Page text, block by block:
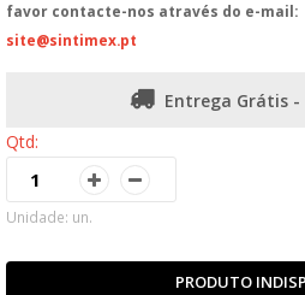
favor contacte-nos através do e-mail:
site@sintimex.pt
Entrega Grátis -
Qtd:
Unidade: un.
PRODUTO